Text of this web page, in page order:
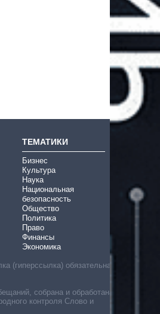
ТЕМАТИКИ
Бизнес
Культура
Наука
Национальная
безопасность
Общество
Политика
Право
Финансы
Экономика
(гиперссылка) обязательна
собрана и обработана
контроля Слово и